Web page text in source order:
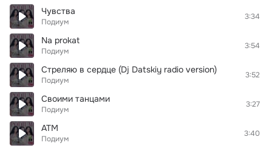
Чувства
Подиум
3:34
Na prokat
Подиум
3:54
Стреляю в сердце (Dj Datskiy radio version)
Подиум
3:52
Своими танцами
Подиум
3:27
АТМ
Подиум
3:40